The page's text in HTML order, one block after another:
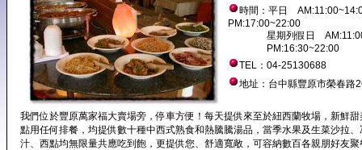
時間：平日
PM:17:00~22:00
星期列假日
PM:16:30~22:00
TEL：04-25130688
地址：台中縣豐原市榮春路
我們位於豐原萬家福大賣場旁，停車方便！每天提供來至於紐西蘭牧場，新鮮
點用任何排餐，均提供數十種中西式熟食和熱騰騰湯品，當季水果及生菜沙拉、
汁、西點均無限量共應吃到飽，更提供您、舒適寬敞，可容納數百各親朋好友